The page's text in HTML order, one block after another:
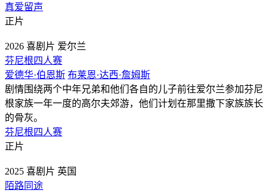
真爱留声
正片
2026 喜剧片 爱尔兰
芬尼根四人赛
爱德华·伯恩斯 布莱恩·达西·詹姆斯
剧情围绕两个中年兄弟和他们各自的儿子前往爱尔兰参加芬尼
根家族一年一度的高尔夫郊游，他们计划在那里撒下家族族长
的骨灰。
芬尼根四人赛
正片
2025 喜剧片 英国
陌路同途